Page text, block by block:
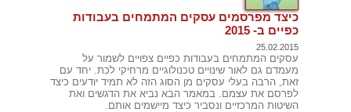
כיצד מפרסמים עסקים המתמחים בעבודות
כפיים ב- 2015
25.02.2015
עסקים המתמחים בעבודות כפיים צפויים לשמור על
מעמדם גם לאור שינויים טכנולוגיים מרחיקי לכת. יחד עם
זאת, הרבה בעלי עסקים מן הסוג הזה לא תמיד יודעים כיצד
לפרסם את עצמם. במאמר הבא נביא את הדגשים ואת
השיטות המרכזיים ונסביר כיצד מיישמים אותם.